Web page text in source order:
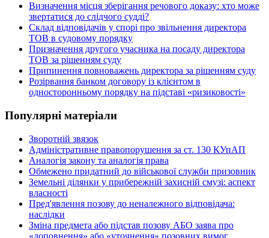
Визначення місця зберігання речового доказу: хто може
звертатися до слідчого судді?
Склад відповідачів у спорі про звільнення директора
ТОВ в судовому порядку
Призначення другого учасника на посаду директора
ТОВ за рішенням суду
Припинення повноважень директора за рішенням суду
Розірвання банком договору із клієнтом в
односторонньому порядку на підставі «ризиковості»
Популярні матеріали
Зворотній звязок
Адміністративне правопорушення за ст. 130 КУпАП
Аналогія закону та аналогія права
Обмежено придатний до військової служби призовник
Земельні ділянки у прибережній захисній смузі: аспект
власності
Пред'явлення позову до неналежного відповідача:
наслідки
Зміна предмета або підстав позову АБО заява про
«доповнення» або «уточнення» позовних вимог